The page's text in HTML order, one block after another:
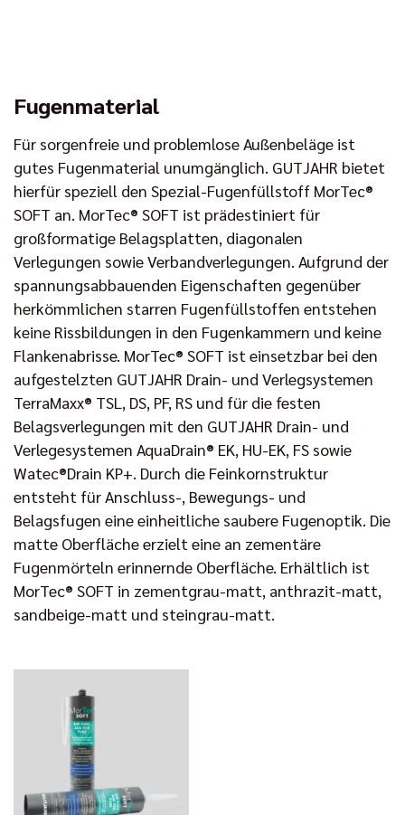
Fugenmaterial
Für sorgenfreie und problemlose Außenbeläge ist
gutes Fugenmaterial unumgänglich. GUTJAHR bietet
hierfür speziell den Spezial-Fugenfüllstoff MorTec®
SOFT an. MorTec® SOFT ist prädestiniert für
großformatige Belagsplatten, diagonalen
Verlegungen sowie Verbandverlegungen. Aufgrund der
spannungsabbauenden Eigenschaften gegenüber
herkömmlichen starren Fugenfüllstoffen entstehen
keine Rissbildungen in den Fugenkammern und keine
Flankenabrisse. MorTec® SOFT ist einsetzbar bei den
aufgestelzten GUTJAHR Drain- und Verlegsystemen
TerraMaxx® TSL, DS, PF, RS und für die festen
Belagsverlegungen mit den GUTJAHR Drain- und
Verlegesystemen AquaDrain® EK, HU-EK, FS sowie
Watec®Drain KP+. Durch die Feinkornstruktur
entsteht für Anschluss-, Bewegungs- und
Belagsfugen eine einheitliche saubere Fugenoptik. Die
matte Oberfläche erzielt eine an zementäre
Fugenmörteln erinnernde Oberfläche. Erhältlich ist
MorTec® SOFT in zementgrau-matt, anthrazit-matt,
sandbeige-matt und steingrau-matt.